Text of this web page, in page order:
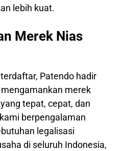
lebih kuat.
Merek Nias
Patendo hadir
merek
tepat, cepat, dan
berpengalaman
legalisasi
di seluruh Indonesia,